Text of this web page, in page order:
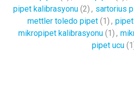
pipet kalibrasyonu (2) , sartorius
mettler toledo pipet (1) , pipet
mikropipet kalibrasyonu (1) ,
pipet ucu